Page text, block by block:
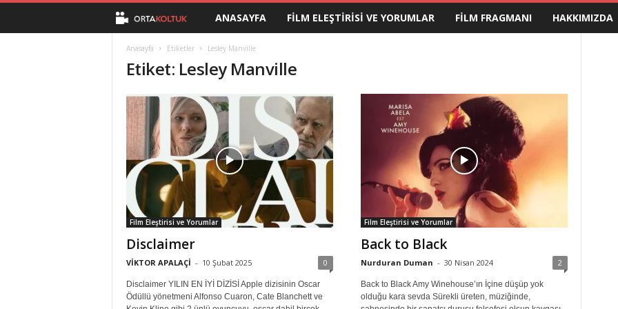
t
K
o
t
u
k
ANASAYFA FILM ELEŞTIRISI VE YORUMLAR FILM FRAGMANI HAKKIMIZDA
Anasayfa Etiketler Lesley Manville
Etiket: Lesley Manville
Film Eleştirisi ve Yorumlar
Disclaimer
VİKTOR APALAÇİ - 10 Şubat 2025 0
Disclaimer YILIN EN İYİ DİZİSİ Apple dizisinin Oscar
Ödüllü yönetmeni Alfonso Cuaron, Cate Blanchett ve
Film Eleştirisi ve Yorumlar
Back to Black
Nurduran Duman - 30 Nisan 2024 2
Back to Black Amy Winehouse’ın İçine düşüp yok
olduğu kara sevda Sürekli üreten, müziğinde,